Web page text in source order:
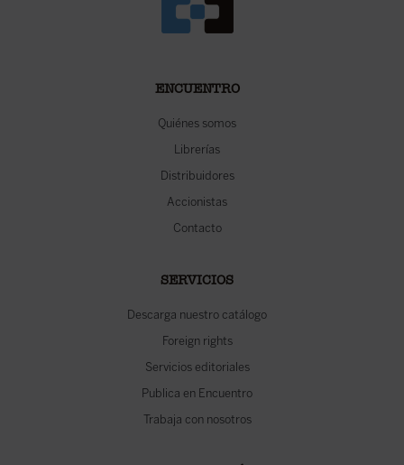
ENCUENTRO
Quiénes somos
Librerías
Distribuidores
Accionistas
Contacto
SERVICIOS
Descarga nuestro catálogo
Foreign rights
Servicios editoriales
Publica en Encuentro
Trabaja con nosotros